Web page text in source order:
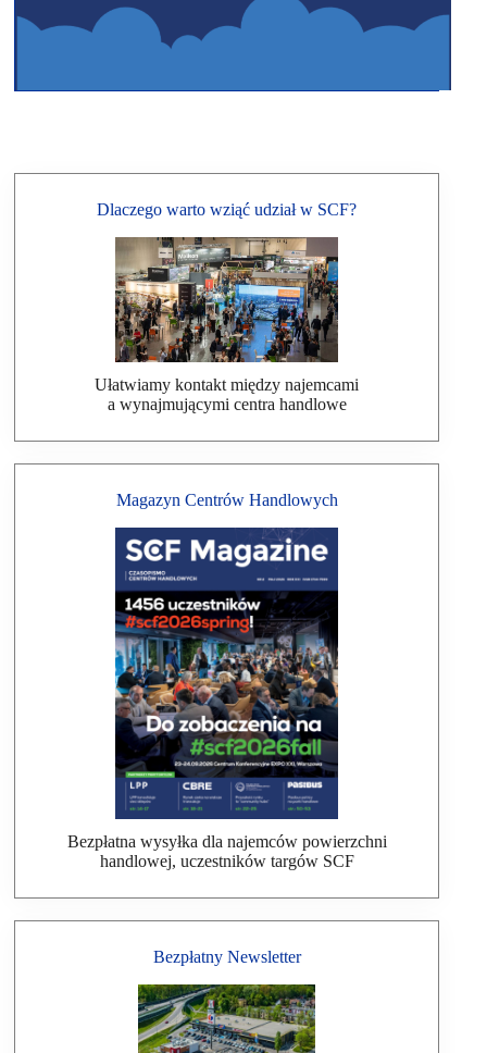
Dlaczego warto wziąć udział w SCF?
Ułatwiamy kontakt między najemcami
a wynajmującymi centra handlowe
Magazyn Centrów Handlowych
Bezpłatna wysyłka dla najemców powierzchni
handlowej, uczestników targów SCF
Bezpłatny Newsletter